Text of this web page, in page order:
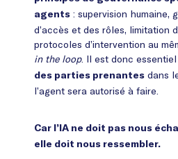
agents : supervision humaine,
d’accès et des rôles, limitation
protocoles d’intervention au
in the loop. Il est donc essentiel
des parties prenantes dans
l’agent sera autorisé à faire.
Car l’IA ne doit pas nous
elle doit nous ressembler.